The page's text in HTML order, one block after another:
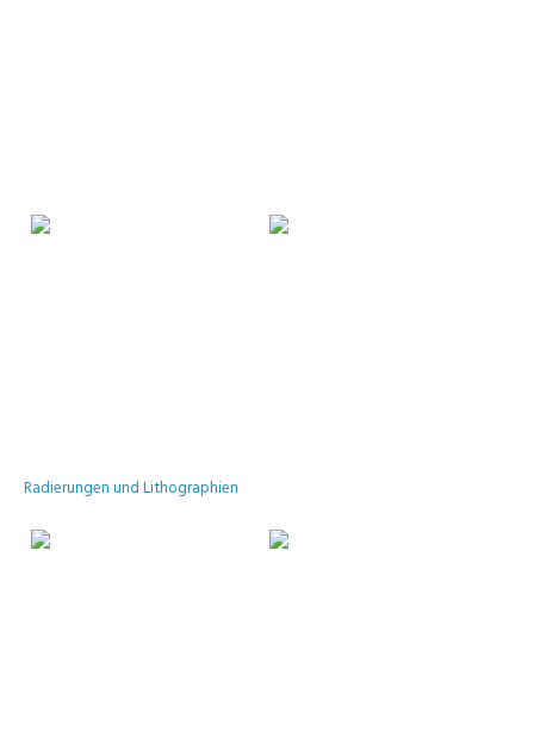
Radierungen und Lithographien